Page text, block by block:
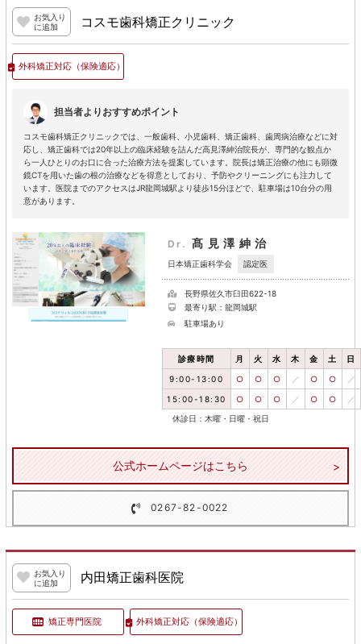
お気入り
に追加
コスモ歯科矯正クリニック
外科矯正対応（保険適応）
担当者よりおすすめポイント
コスモ歯科矯正クリニックでは、一般歯科、小児歯科、矯正歯科、歯周病治療などに対
応し、矯正歯科では20年以上の臨床経験を詰んだ高見澤紳治院長が、専門的な観点か
ら一人ひとりのお口に合った治療方法を提案しています。院長は矯正治療の他にも顕微
鏡CTを用いた歯の根の治療などを得意としており、予防やクリーニングにも注力して
います。医院までのアクセスはJR龍岡城駅より徒歩15分ほどで、駐車場は10台分の用
意があります。
Dr. 髙見澤紳治
日本矯正歯科学会 認定医
長野県佐久市臼田622-18
最寄り駅：龍岡城駅
駐車場あり
診療時間 月 火 水 木 金 土 日
9:00-13:00 ○ ○ ○ ／ ○ ○ ／
15:00-18:30 ○ ○ ○ ／ ○ ○ ／
休診日：木曜・日曜・祝日
公式ホームページはこちら
0267-82-0022
お気入り
に追加
内田矯正歯科医院
矯正専門医院 外科矯正対応（保険適応）